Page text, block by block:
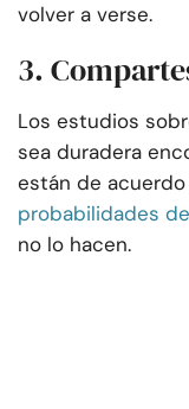
volver a verse.
3.
Los estudios
sea duradera
están de
probabilidades
no lo hacen.